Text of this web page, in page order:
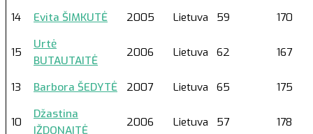
14 Evita ŠIMKUTĖ 2005 Lietuva 59 170
15
Urtė
BUTAUTAITĖ
2006 Lietuva 62 167
13 Barbora ŠEDYTĖ 2007 Lietuva 65 175
10
Džastina
IŽDONAITĖ
2006 Lietuva 57 178